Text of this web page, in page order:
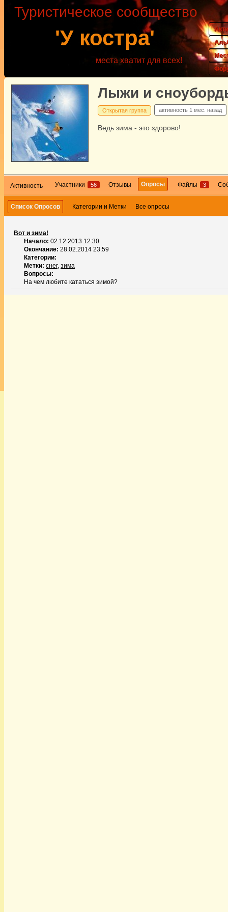
'У костра'
Туристическое сообщество
места хватит для всех!
Лыжи и
Открытая группа активность 1 мес. назад
Ведь зима - это здорово!
Активность Участники 56 Отзывы Опросы Файлы 3
Список Опросов Категории и Метки Все опросы
Вот и зима!
Начало: 02.12.2013 12:30
Окончание: 28.02.2014 23:59
Категории:
Метки: снег, зима
Вопросы:
На чем любите кататься зимой?